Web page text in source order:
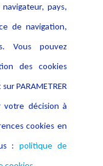
pays,
de navigation,
Vous pouvez
des cookies
PARAMETRER
votre décision à
cookies en
: politique de